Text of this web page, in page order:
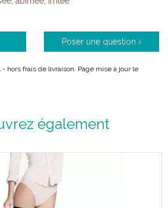
Poser une question ›
hors frais de livraison. Page mise à jour le
également